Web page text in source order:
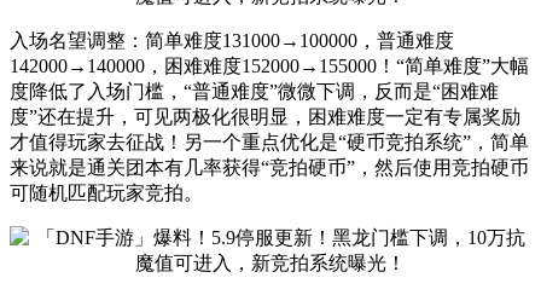
入场名望调整：简单难度131000→100000，普通难度
142000→140000，困难难度152000→155000！“简单难度”大幅
度降低了入场门槛，“普通难度”微微下调，反而是“困难难
度”还在提升，可见两极化很明显，困难难度一定有专属奖励
才值得玩家去征战！另一个重点优化是“硬币竞拍系统”，简单
来说就是通关团本有几率获得“竞拍硬币”，然后使用竞拍硬币
可随机匹配玩家竞拍。